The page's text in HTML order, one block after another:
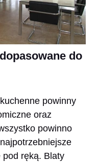
do
powinny
oraz
powinno
pod ręką. Blaty